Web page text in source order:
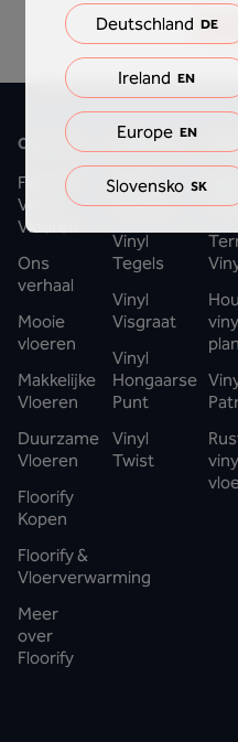
Over ons
Floorify
Vinyl
Vloeren
Ons
verhaal
Mooie
vloeren
Makkelijke
Vloeren
Duurzame
Vloeren
Floorify
Kopen
Floorify &
Vloerverwarming
Meer
over
Floorify
Collecties
Vinyl
Planken
Vinyl
Tegels
Vinyl
Visgraat
Vinyl
Hongaarse
Punt
Vinyl
Twist
Deutschland DE
Ireland EN
Europe EN
Slovensko SK